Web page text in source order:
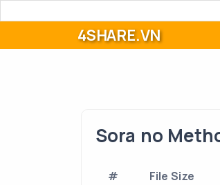
4SHARE.VN
Sora no
# File Size